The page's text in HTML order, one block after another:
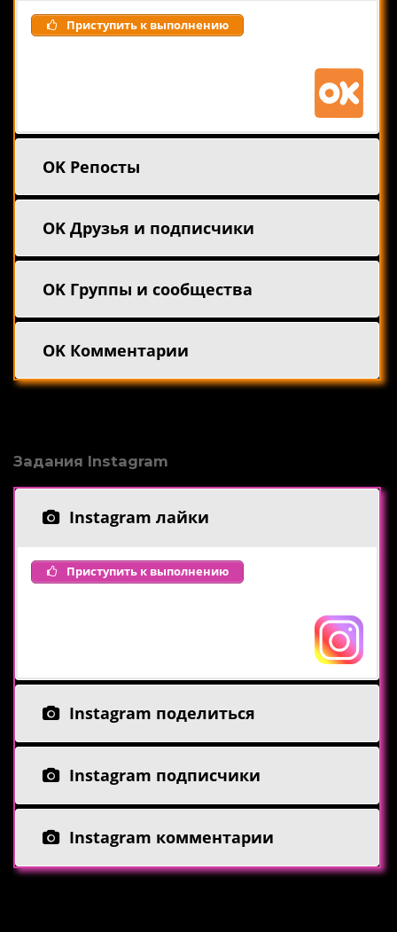
Приступить к выполнению
OK Репосты
OK Друзья и подписчики
OK Группы и сообщества
OK Комментарии
Задания Instagram
Instagram лайки
Приступить к выполнению
Instagram поделиться
Instagram подписчики
Instagram комментарии